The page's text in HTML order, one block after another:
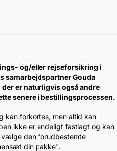
og/eller rejseforsikring i
samarbejdspartner Gouda
er naturligvis også andre
senere i bestillingsprocessen.
kan forkortes, men altid kan
ikke er endeligt fastlagt og kan
vælge den forudbestemte
din pakke".